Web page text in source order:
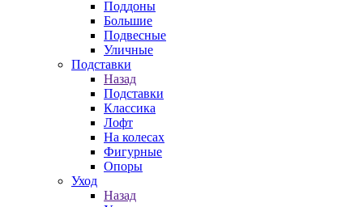
Поддоны
Большие
Подвесные
Уличные
Подставки
Назад
Подставки
Классика
Лофт
На колесах
Фигурные
Опоры
Уход
Назад